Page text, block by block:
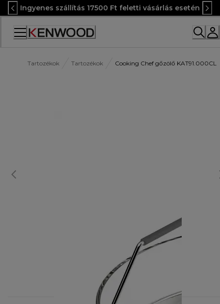
Skip
to
Content
Ingyenes szállítás 17500 Ft feletti vásárlás esetén
Accessibility
Tartozékok Tartozékok Cooking Chef gőzölő KAT91.000CL